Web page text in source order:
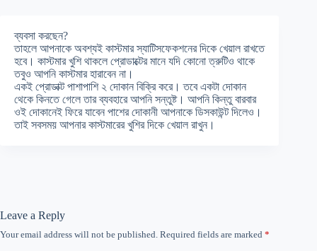
ব্যবসা করছেন?
তাহলে আপনাকে অবশ্যই কাস্টমার স্যাটিসফেকশনের দিকে খেয়াল রাখতে
হবে। কাস্টমার খুশি থাকলে প্রোডাক্টের মানে যদি কোনো ত্রুটিও থাকে
তবুও আপনি কাস্টমার হারাবেন না।
একই প্রোডাক্ট পাশাপাশি ২ দোকান বিক্রি করে। তবে একটা দোকান
থেকে কিনতে গেলে তার ব্যবহারে আপনি সন্তুষ্ট। আপনি কিন্তু বারবার
ওই দোকানেই ফিরে যাবেন পাশের দোকানী আপনাকে ডিসকাউন্ট দিলেও।
তাই সবসময় আপনার কাস্টমারের খুশির দিকে খেয়াল রাখুন।
Leave a Reply
Your email address will not be published. Required fields are marked *